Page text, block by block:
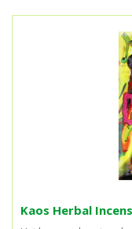
Kaos Herbal